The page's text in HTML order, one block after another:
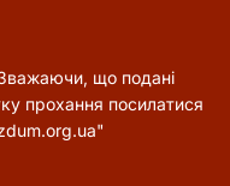
що подані
прохання посилатися